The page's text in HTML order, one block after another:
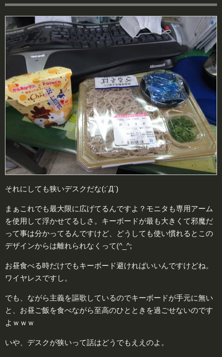
それにしても狭いデスクだな(;´Д`)
まぁこれでも最大限に広げてるんですよ？モニタも専用アーム
を使用して浮かせてるしさ。キーボードが最も大きくて邪魔だ
って事は分かってるんですけど、どうしても使い慣れるとこの
デザインからは離れられなくって(^_^;
お昼食べる時だけでもキーボード避ければいいんですけどね。
ワイヤレスですし。
でも、ながら主義を謳歌しているのでキーボードが手元に無い
と、お昼ご飯を食べながら至高のひとときを過ごせないのです
よｗｗｗ
いや、デスクが狭いって話はどうでもええのよ。